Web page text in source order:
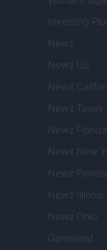
Investing Plus
Newz
Newz US
Newz
Newz Texas
Newz Florida
Newz New
Newz
Newz Illinois
Newz Ohio
Gameland